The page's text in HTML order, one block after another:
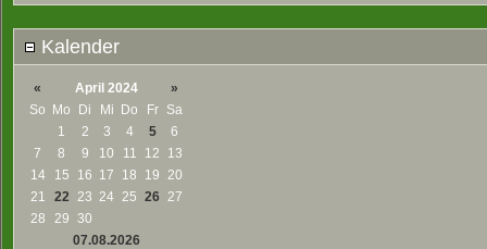
Kalender
« April 2024
»
So Mo Di Mi Do Fr
Sa
1
2 3 4 5
6
7
8 9 10 11 12
13
14
15 16 17 18 19 20
21
22 23 24 25 26 27
28
29 30
07.08.2026